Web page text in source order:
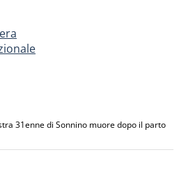
31enne di Sonnino muore dopo il parto